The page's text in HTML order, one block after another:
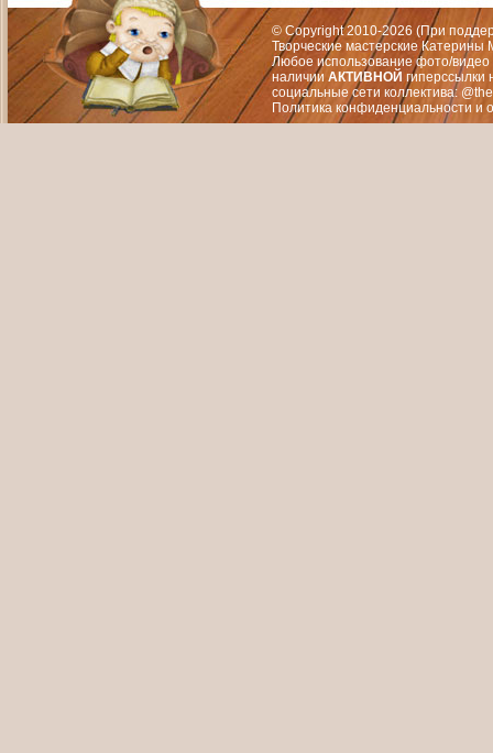
© Copyright 2010-2026 (При
Творческие мастерские
Любое использование фото/видео
наличии АКТИВНОЙ гиперссылки
социальные сети коллектива:
Политика конфиденциальности и